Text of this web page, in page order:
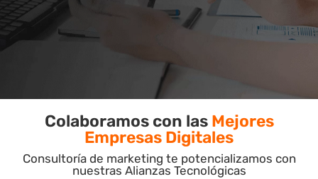
Colaboramos con las Mejores
Empresas Digitales
Consultoría de marketing te potencializamos con
nuestras Alianzas Tecnológicas